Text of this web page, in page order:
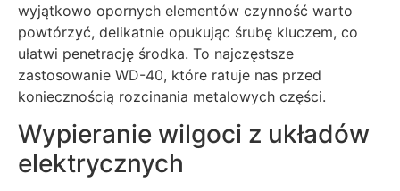
wyjątkowo opornych elementów czynność warto
powtórzyć, delikatnie opukując śrubę kluczem, co
ułatwi penetrację środka. To najczęstsze
zastosowanie WD-40, które ratuje nas przed
koniecznością rozcinania metalowych części.
Wypieranie wilgoci z układów
elektrycznych